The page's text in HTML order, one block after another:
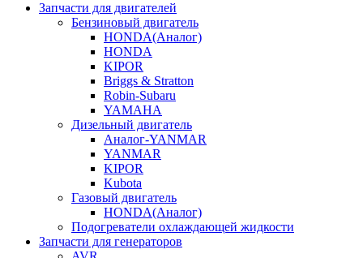
Запчасти для двигателей
Бензиновый двигатель
HONDA(Aналог)
HONDA
KIPOR
Briggs & Stratton
Robin-Subaru
YAMAHA
Дизельный двигатель
Аналог-YANMAR
YANMAR
KIPOR
Kubota
Газовый двигатель
HONDA(Aналог)
Подогреватели охлаждающей жидкости
Запчасти для генераторов